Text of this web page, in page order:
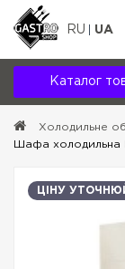
RU UA
Каталог
Холодильне
Шафа холодильна
ЦІНУ